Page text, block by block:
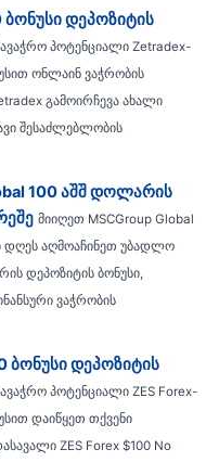
დეპოზიტის
პოტენციალი Zetradex-
ონლაინ ვაჭრობის
გამოირჩევა ახალი
შესაძლებლობის
100 აშშ დოლარის
მიიღეთ MSCGroup Global
დღეს აღმოაჩინეთ უბადლო
დეპოზიტის ბონუსი,
ვაჭრობის
ბონუსი დეპოზიტის
პოტენციალი ZES Forex-
დაიწყეთ თქვენი
ZES Forex $100 No